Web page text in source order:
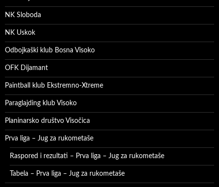
NK Sloboda
NK Uskok
Odbojkaški klub Bosna Visoko
OFK Dijamant
Paintball klub Ekstremno-Xtreme
Paraglajding klub Visoko
Planinarsko društvo Visočica
Prva liga – Jug za rukometaše
Raspored i rezultati – Prva liga – Jug za rukometaše
Tabela – Prva liga – Jug za rukometaše